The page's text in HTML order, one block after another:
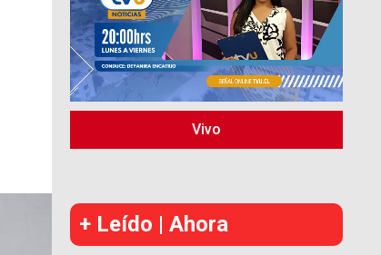
Vivo
+ Leído | Ahora